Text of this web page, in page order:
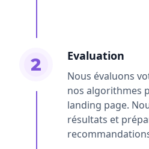
2 Evaluation
Nous évaluons
nos algorithmes
landing page.
résultats et